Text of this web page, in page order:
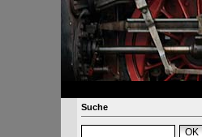
Suche